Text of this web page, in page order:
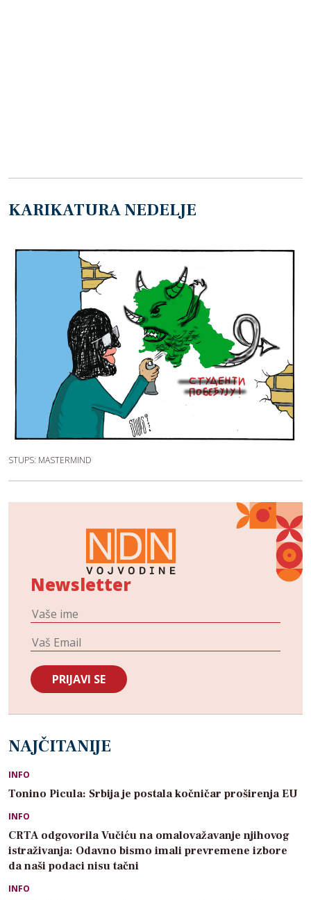
KARIKATURA NEDELJE
STUPS: MASTERMIND
Newsletter
NAJČITANIJE
INFO
Tonino Picula: Srbija je postala kočničar proširenja EU
INFO
CRTA odgovorila Vučiću na omalovažavanje njihovog
istraživanja: Odavno bismo imali prevremene izbore
da naši podaci nisu tačni
INFO